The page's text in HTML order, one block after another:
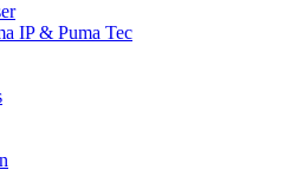
IP & Puma Tec